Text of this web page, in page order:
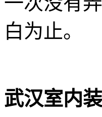
白为止。
武汉室内